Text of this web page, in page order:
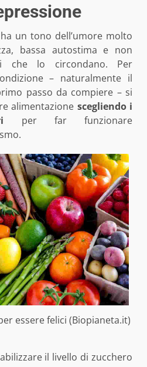
un tono dell’umore molto
bassa autostima e non
che lo circondano. Per
– naturalmente il
passo da compiere – si
alimentazione scegliendo i
per far funzionare
essere felici (Biopianeta.it)
il livello di zucchero